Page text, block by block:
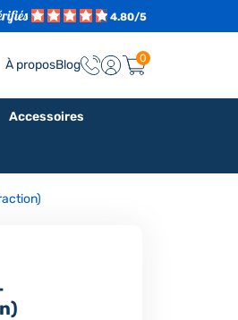
4.80/5
À proposBlog 0
Accessoires